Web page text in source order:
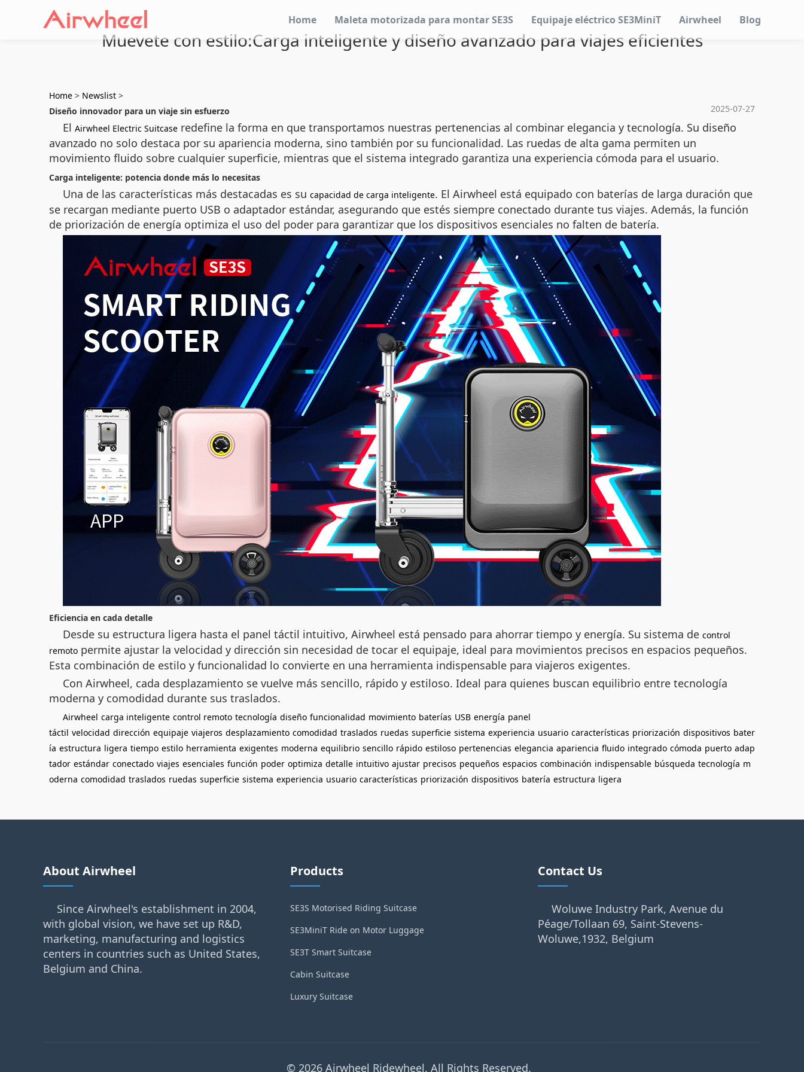
Home Maleta motorizada para montar SE3S Equipaje eléctrico SE3MiniT Airwheel Blog
Muevete con estilo:Carga inteligente y diseño avanzado para viajes eficientes
Home > Newslist >
2025-07-27
Diseño innovador para un viaje sin esfuerzo
El Airwheel Electric Suitcase redefine la forma en que transportamos nuestras pertenencias al combinar elegancia y tecnología. Su diseño
avanzado no solo destaca por su apariencia moderna, sino también por su funcionalidad. Las ruedas de alta gama permiten un
movimiento fluido sobre cualquier superficie, mientras que el sistema integrado garantiza una experiencia cómoda para el usuario.
Carga inteligente: potencia donde más lo necesitas
Una de las características más destacadas es su capacidad de carga inteligente. El Airwheel está equipado con baterías de larga duración que
se recargan mediante puerto USB o adaptador estándar, asegurando que estés siempre conectado durante tus viajes. Además, la función
de priorización de energía optimiza el uso del poder para garantizar que los dispositivos esenciales no falten de batería.
Eficiencia en cada detalle
Desde su estructura ligera hasta el panel táctil intuitivo, Airwheel está pensado para ahorrar tiempo y energía. Su sistema de control
remoto permite ajustar la velocidad y dirección sin necesidad de tocar el equipaje, ideal para movimientos precisos en espacios pequeños.
Esta combinación de estilo y funcionalidad lo convierte en una herramienta indispensable para viajeros exigentes.
Con Airwheel, cada desplazamiento se vuelve más sencillo, rápido y estiloso. Ideal para quienes buscan equilibrio entre tecnología
moderna y comodidad durante sus traslados.
Airwheel carga inteligente control remoto tecnología diseño funcionalidad movimiento baterías USB energía panel
táctil velocidad dirección equipaje viajeros desplazamiento comodidad traslados ruedas superficie sistema experiencia usuario características priorización dispositivos bater
ía estructura ligera tiempo estilo herramienta exigentes moderna equilibrio sencillo rápido estiloso pertenencias elegancia apariencia fluido integrado cómoda puerto adap
tador estándar conectado viajes esenciales función poder optimiza detalle intuitivo ajustar precisos pequeños espacios combinación indispensable búsqueda tecnología m
oderna comodidad traslados ruedas superficie sistema experiencia usuario características priorización dispositivos batería estructura ligera
About Airwheel
Since Airwheel's establishment in 2004,
with global vision, we have set up R&D,
marketing, manufacturing and logistics
centers in countries such as United States,
Belgium and China.
Products
SE3S Motorised Riding Suitcase
SE3MiniT Ride on Motor Luggage
SE3T Smart Suitcase
Cabin Suitcase
Luxury Suitcase
Contact Us
Woluwe Industry Park, Avenue du
Péage/Tollaan 69, Saint-Stevens-
Woluwe,1932, Belgium
© 2026 Airwheel Ridewheel. All Rights Reserved.